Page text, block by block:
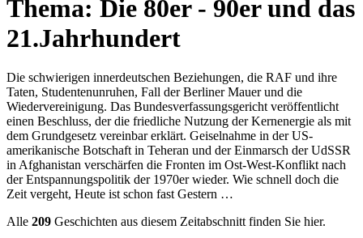
Thema: Die 80er - 90er und das
21.Jahrhundert
Die schwierigen innerdeutschen Beziehungen, die RAF und ihre
Taten, Studentenunruhen, Fall der Berliner Mauer und die
Wiedervereinigung. Das Bundesverfassungsgericht veröffentlicht
einen Beschluss, der die friedliche Nutzung der Kernenergie als mit
dem Grundgesetz vereinbar erklärt. Geiselnahme in der US-
amerikanische Botschaft in Teheran und der Einmarsch der UdSSR
in Afghanistan verschärfen die Fronten im Ost-West-Konflikt nach
der Entspannungspolitik der 1970er wieder. Wie schnell doch die
Zeit vergeht, Heute ist schon fast Gestern …
Alle 209 Geschichten aus diesem Zeitabschnitt finden Sie hier.